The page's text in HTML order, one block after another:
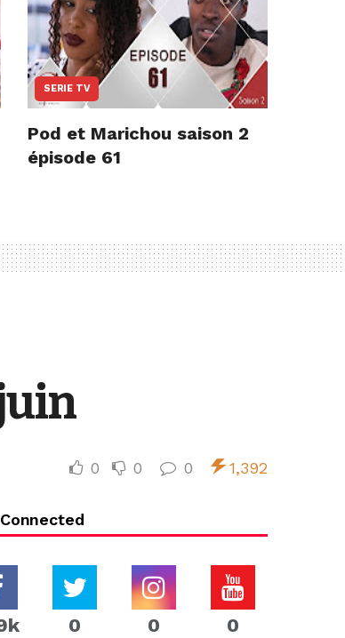
SERIE TV
Pod et Marichou saison 2
épisode 61
0 0 0 1,392
0 0 0